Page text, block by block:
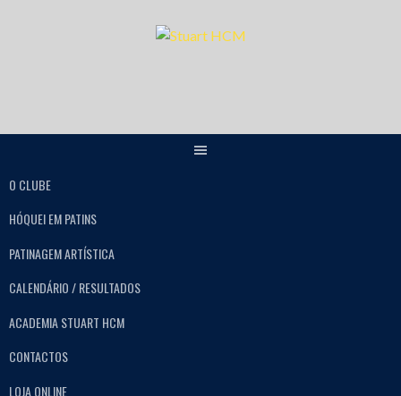
O CLUBE
HÓQUEI EM PATINS
PATINAGEM ARTÍSTICA
CALENDÁRIO / RESULTADOS
ACADEMIA STUART HCM
CONTACTOS
LOJA ONLINE